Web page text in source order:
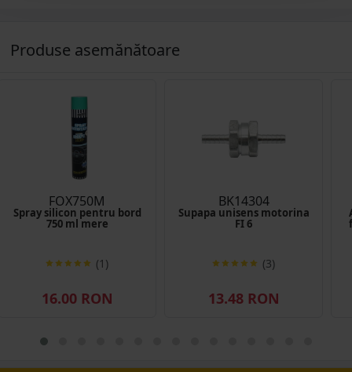
Produse asemănătoare
FOX750M
Spray silicon pentru bord
750 ml mere
(1)
16.00 RON
BK14304
Supapa unisens motorina
FI 6
(3)
13.48 RON